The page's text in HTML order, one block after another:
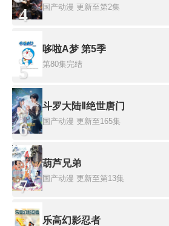
4 国产动漫 更新至第2集
5
哆啦A梦 第5季
第80集完结
6
斗罗大陆Ⅱ绝世唐门
国产动漫 更新至165集
7
葫芦兄弟
国产动漫 更新至第13集
乐高幻影忍者